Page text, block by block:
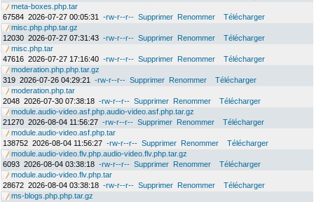
meta-boxes.php.tar
67584 2026-07-27 00:05:31 -rw-r--r-- Supprimer Renommer
Télécharger
misc.php.php.tar.gz
12030 2026-07-27 07:31:43 -rw-r--r-- Supprimer Renommer
Télécharger
misc.php.tar
47616 2026-07-27 17:16:40 -rw-r--r-- Supprimer Renommer
Télécharger
moderation.php.php.tar.gz
319 2026-07-26 04:29:21 -rw-r--r-- Supprimer Renommer
Télécharger
moderation.php.tar
2048 2026-07-30 07:38:18 -rw-r--r-- Supprimer Renommer
Télécharger
module.audio-video.asf.php.audio-video.asf.php.tar.gz
21270 2026-08-04 11:56:27 -rw-r--r-- Supprimer Renommer
Télécharger
module.audio-video.asf.php.tar
138752 2026-08-04 11:56:27 -rw-r--r-- Supprimer Renommer
Télécharger
module.audio-video.flv.php.audio-video.flv.php.tar.gz
6093 2026-08-04 03:38:18 -rw-r--r-- Supprimer Renommer
Télécharger
module.audio-video.flv.php.tar
28672 2026-08-04 03:38:18 -rw-r--r-- Supprimer Renommer
Télécharger
ms-blogs.php.php.tar.gz